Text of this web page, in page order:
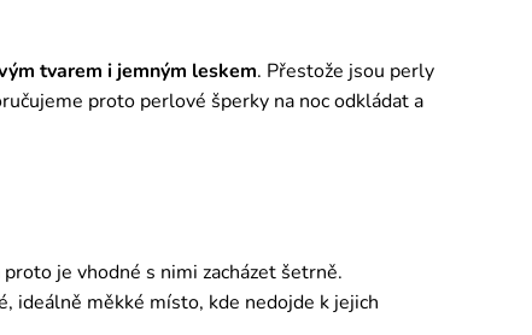
tvarem i jemným leskem. Přestože jsou perly
proto perlové šperky na noc odkládat a
proto je vhodné s nimi zacházet šetrně.
ideálně měkké místo, kde nedojde k jejich